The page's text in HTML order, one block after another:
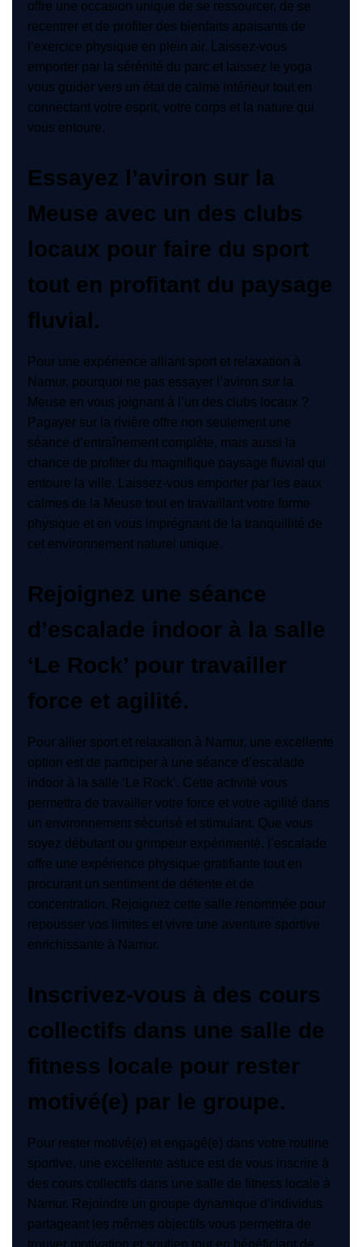
offre une occasion unique de se ressourcer, de se
recentrer et de profiter des bienfaits apaisants de
l’exercice physique en plein air. Laissez-vous
emporter par la sérénité du parc et laissez le yoga
vous guider vers un état de calme intérieur tout en
connectant votre esprit, votre corps et la nature qui
vous entoure.
Essayez l’aviron sur la
Meuse avec un des clubs
locaux pour faire du sport
tout en profitant du paysage
fluvial.
Pour une expérience alliant sport et relaxation à
Namur, pourquoi ne pas essayer l’aviron sur la
Meuse en vous joignant à l’un des clubs locaux ?
Pagayer sur la rivière offre non seulement une
séance d’entraînement complète, mais aussi la
chance de profiter du magnifique paysage fluvial qui
entoure la ville. Laissez-vous emporter par les eaux
calmes de la Meuse tout en travaillant votre forme
physique et en vous imprégnant de la tranquillité de
cet environnement naturel unique.
Rejoignez une séance
d’escalade indoor à la salle
‘Le Rock’ pour travailler
force et agilité.
Pour allier sport et relaxation à Namur, une excellente
option est de participer à une séance d’escalade
indoor à la salle ‘Le Rock’. Cette activité vous
permettra de travailler votre force et votre agilité dans
un environnement sécurisé et stimulant. Que vous
soyez débutant ou grimpeur expérimenté, l’escalade
offre une expérience physique gratifiante tout en
procurant un sentiment de détente et de
concentration. Rejoignez cette salle renommée pour
repousser vos limites et vivre une aventure sportive
enrichissante à Namur.
Inscrivez-vous à des cours
collectifs dans une salle de
fitness locale pour rester
motivé(e) par le groupe.
Pour rester motivé(e) et engagé(e) dans votre routine
sportive, une excellente astuce est de vous inscrire à
des cours collectifs dans une salle de fitness locale à
Namur. Rejoindre un groupe dynamique d’individus
partageant les mêmes objectifs vous permettra de
trouver motivation et soutien tout en bénéficiant de